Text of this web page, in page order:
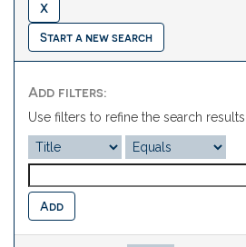
Start a new search
Add filters:
Use filters to refine the search results.